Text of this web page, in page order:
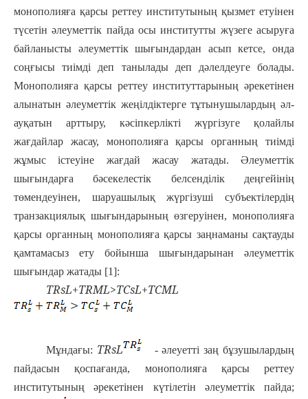
монополияға қарсы реттеу институтының қызмет етуінен
түсетін әлеуметтік пайда осы институтты жүзеге асыруға
байланысты әлеуметтік шығындардан асып кетсе, онда
соңғысы тиімді деп танылады деп дәлелдеуге болады.
Монополияға қарсы реттеу институттарының әрекетінен
алынатын әлеуметтік жеңілдіктерге тұтынушылардың әл-
ауқатын арттыру, кәсіпкерлікті жүргізуге қолайлы
жағдайлар жасау, монополияға қарсы органның тиімді
жұмыс істеуіне жағдай жасау жатады. Әлеуметтік
шығындарға бәсекелестік белсенділік деңгейінің
төмендеуінен, шаруашылық жүргізуші субъектілердің
транзакциялық шығындарының өзгеруінен, монополияға
қарсы органның монополияға қарсы заңнаманы сақтауды
қамтамасыз ету бойынша шығындарынан әлеуметтік
шығындар жатады [1]:
TRsL+TRML>TCsL+TCML
Мұндағы: TRsL - әлеуетті заң бұзушылардың
пайдасын қоспағанда, монополияға қарсы реттеу
институтының әрекетінен күтілетін әлеуметтік пайда;